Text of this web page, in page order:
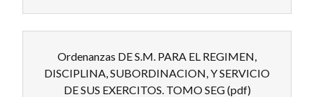
Ordenanzas DE S.M. PARA EL REGIMEN,
DISCIPLINA, SUBORDINACION, Y SERVICIO
DE SUS EXERCITOS. TOMO SEG(pdf)